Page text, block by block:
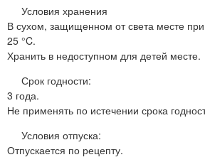
Условия хранения
В сухом, защищенном от света месте
25 °C.
Хранить в недоступном для детей месте.
Срок годности:
3 года.
Не применять по истечении срока
Условия отпуска:
Отпускается по рецепту.